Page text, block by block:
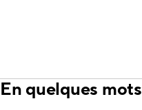
En quelques mots